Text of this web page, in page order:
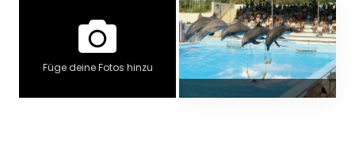
Füge deine Fotos hinzu